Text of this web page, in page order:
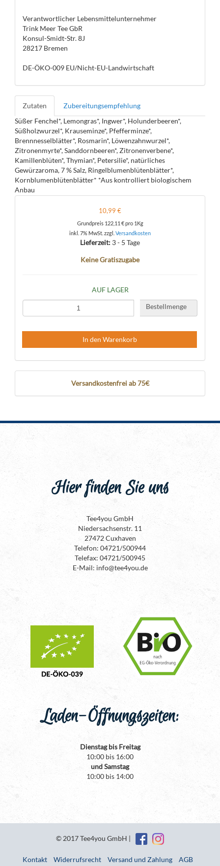
Verantwortlicher Lebensmittelunternehmer
Trink Meer Tee GbR
Konsul-Smidt-Str. 8J
28217 Bremen
DE-ÖKO-009 EU/Nicht-EU-Landwirtschaft
Zutaten
Zubereitungsempfehlung
Süßer Fenchel*, Lemongras*, Ingwer*, Holunderbeeren*,
Süßholzwurzel*, Krauseminze*, Pfefferminze*,
Brennnesselblätter*, Rosmarin*, Löwenzahnwurzel*,
Zitronenmyrte*, Sanddornbeeren*, Zitronenverbene*,
Kamillenblüten*, Thymian*, Petersilie*, natürliches
Gewürzaroma, 7 % Salz, Ringelblumenblütenblätter*,
Kornblumenblütenblätter* *Aus kontrolliert biologischem
Anbau
10,99 €
Grundpreis 122,11 €pro 1Kg
inkl. 7% MwSt. zzgl. Versandkosten
Lieferzeit: 3 - 5 Tage
Keine Gratiszugabe
AUF LAGER
Bestellmenge
In den Warenkorb
Versandkostenfrei ab 75€
Hier finden Sie uns
Tee4you GmbH
Niedersachsenstr. 11
27472 Cuxhaven
Telefon: 04721/500944
Telefax: 04721/500945
E-Mail: info@tee4you.de
Laden-Öffnungszeiten:
Dienstag bis Freitag
10:00 bis 16:00
und Samstag
10:00 bis 14:00
© 2017 Tee4you GmbH |
Kontakt Widerrufsrecht Versand und Zahlung
AGB